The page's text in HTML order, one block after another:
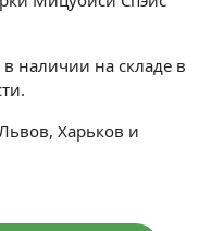
наличии на складе в
Харьков и